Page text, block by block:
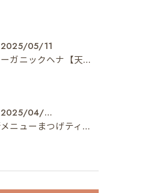
2025/05/11
オーガニックヘナ【天然100%ヘナ】でヘアメンテナンス🌿【植物の力で最短40分で染まる】
2025/04/04
新メニューまつげティントって…⁇👀